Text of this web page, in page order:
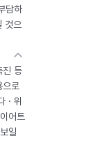
담하
것으
진 등
로
· 위
어트
일